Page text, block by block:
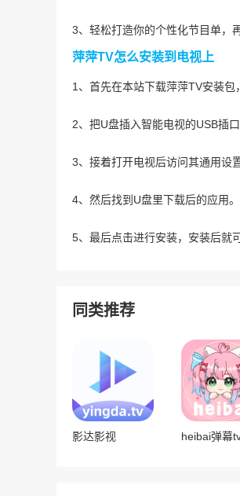
3、轻松打造你的个性化节目单，
萍萍TV怎么安装到电视上
1、首先在本站下载萍萍TV安装包
2、把U盘插入智能电视的USB插
3、接着打开电视后访问其通用设
4、然后找到U盘里下载后的应用。
5、最后点击进行安装，安装后就
同类推荐
影达影视 heibai弹幕